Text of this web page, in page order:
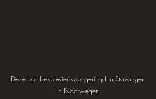
Deze bontbekplevier was geringd in Stavanger
in Noorwegen